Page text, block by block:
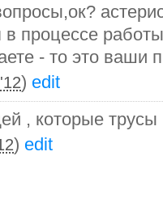
процессе
- то это ваши
) edit
, которые трусы
) edit